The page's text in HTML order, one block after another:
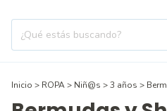
Inicio > ROPA> Niñ@s >3 años >